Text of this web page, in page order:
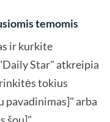
temomis
ir kurkite
Star" atkreipia
tokius
pavadinimas]" arba